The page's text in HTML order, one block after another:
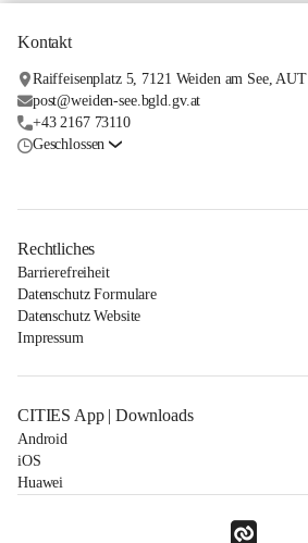
Kontakt
Raiffeisenplatz 5, 7121 Weiden am See, AUT
post@weiden-see.bgld.gv.at
+43 2167 73110
Geschlossen
Rechtliches
Barrierefreiheit
Datenschutz Formulare
Datenschutz Website
Impressum
CITIES App | Downloads
Android
iOS
Huawei